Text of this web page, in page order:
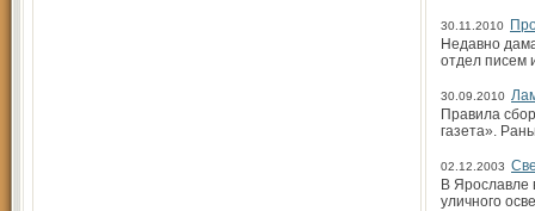
30.11.2010
Недавно
отдел писем
30.09.2010
Правила
газета».
02.12.2003
В Ярославле
уличного